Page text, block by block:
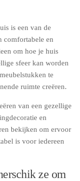
is een van de
comfortabele en
om hoe je huis
sfeer kan worden
te
ruimte creëren.
van een gezellige
en
bekijken om ervoor
is voor iedereen
ze om